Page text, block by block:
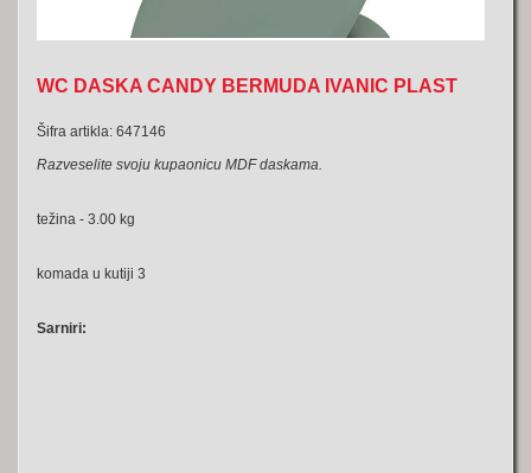
WC DASKA CANDY BERMUDA IVANIC PLAST
Šifra artikla: 647146
Razveselite svoju kupaonicu MDF daskama.
težina - 3.00 kg
komada u kutiji 3
Sarniri: